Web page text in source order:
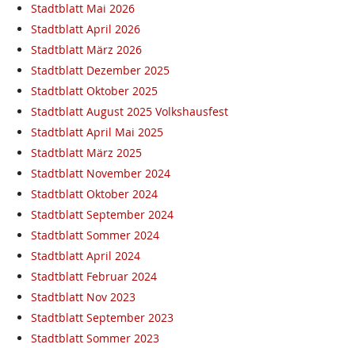
Stadtblatt Mai 2026
Stadtblatt April 2026
Stadtblatt März 2026
Stadtblatt Dezember 2025
Stadtblatt Oktober 2025
Stadtblatt August 2025 Volkshausfest
Stadtblatt April Mai 2025
Stadtblatt März 2025
Stadtblatt November 2024
Stadtblatt Oktober 2024
Stadtblatt September 2024
Stadtblatt Sommer 2024
Stadtblatt April 2024
Stadtblatt Februar 2024
Stadtblatt Nov 2023
Stadtblatt September 2023
Stadtblatt Sommer 2023